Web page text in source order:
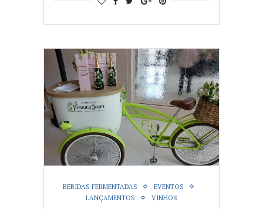
BEBIDAS FERMENTADAS
EVENTOS
LANÇAMENTOS
VINHOS